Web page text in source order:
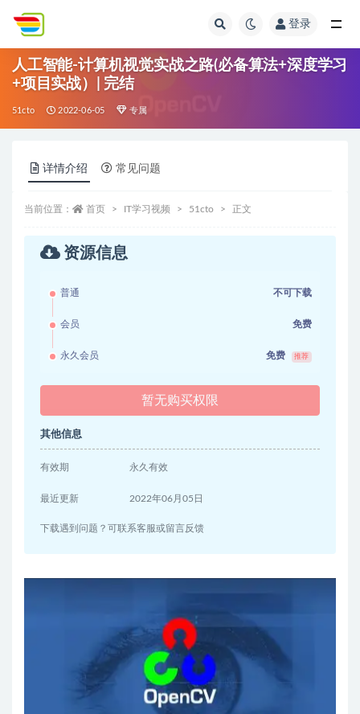
登录
人工智能-计算机视觉实战之路(必备算法+深度学习
+项目实战）| 完结
51cto 2022-06-05 专属
详情介绍 常见问题
当前位置： 首页 IT学习视频 51cto 正文
资源信息
普通 不可下载
会员 免费
永久会员 免费 推荐
暂无购买权限
其他信息
有效期 永久有效
最近更新 2022年06月05日
下载遇到问题？可联系客服或留言反馈